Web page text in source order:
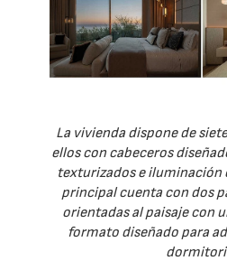
La vivienda dispone de
ellos con cabeceros
texturizados e iluminación
principal cuenta con dos
orientadas al paisaje con
formato diseñado para